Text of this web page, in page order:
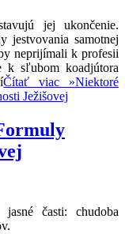
jej ukončenie.
jestvovania samotnej
neprijímali k profesii
k sľubom koadjútora
Čítať viac »Niektoré
Ježišovej
časti: chudoba